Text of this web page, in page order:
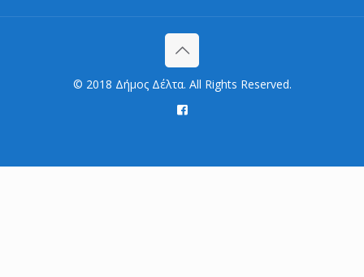
© 2018 Δήμος Δέλτα. All Rights Reserved.